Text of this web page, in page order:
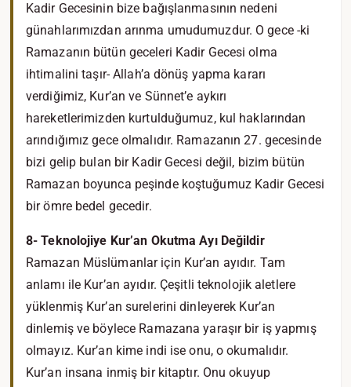
Kadir Gecesinin bize bağışlanmasının nedeni
günahlarımızdan arınma umudumuzdur. O gece -ki
Ramazanın bütün geceleri Kadir Gecesi olma
ihtimalini taşır- Allah’a dönüş yapma kararı
verdiğimiz, Kur’an ve Sünnet’e aykırı
hareketlerimizden kurtulduğumuz, kul haklarından
arındığımız gece olmalıdır. Ramazanın 27. gecesinde
bizi gelip bulan bir Kadir Gecesi değil, bizim bütün
Ramazan boyunca peşinde koştuğumuz Kadir Gecesi
bir ömre bedel gecedir.
8- Teknolojiye Kur’an Okutma Ayı Değildir
Ramazan Müslümanlar için Kur’an ayıdır. Tam
anlamı ile Kur’an ayıdır. Çeşitli teknolojik aletlere
yüklenmiş Kur’an surelerini dinleyerek Kur’an
dinlemiş ve böylece Ramazana yaraşır bir iş yapmış
olmayız. Kur’an kime indi ise onu, o okumalıdır.
Kur’an insana inmiş bir kitaptır. Onu okuyup